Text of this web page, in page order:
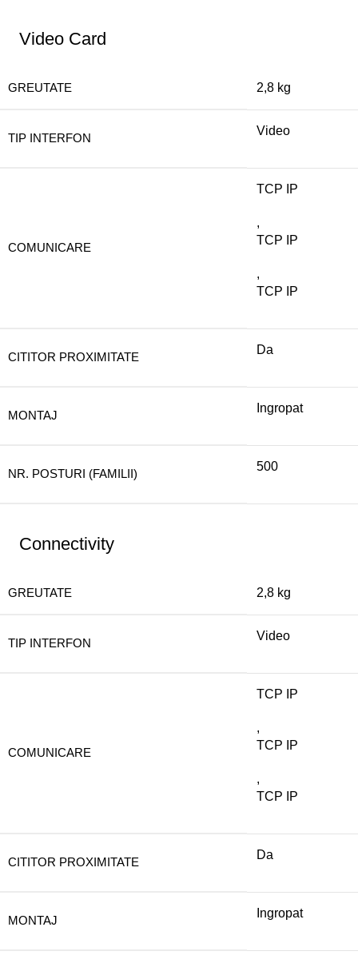
Video Card
GREUTATE 2,8 kg
TIP INTERFON
Video
COMUNICARE
TCP IP
,
TCP IP
,
TCP IP
CITITOR PROXIMITATE
Da
MONTAJ
Ingropat
NR. POSTURI (FAMILII)
500
Connectivity
GREUTATE 2,8 kg
TIP INTERFON
Video
COMUNICARE
TCP IP
,
TCP IP
,
TCP IP
CITITOR PROXIMITATE
Da
MONTAJ
Ingropat